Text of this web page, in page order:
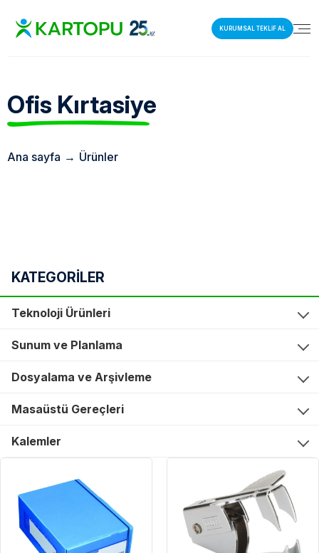
KURUMSAL TEKLİF AL
Ofis Kırtasiye
Ana sayfa → Ürünler
KATEGORİLER
Teknoloji Ürünleri
Sunum ve Planlama
Dosyalama ve Arşivleme
Masaüstü Gereçleri
Kalemler